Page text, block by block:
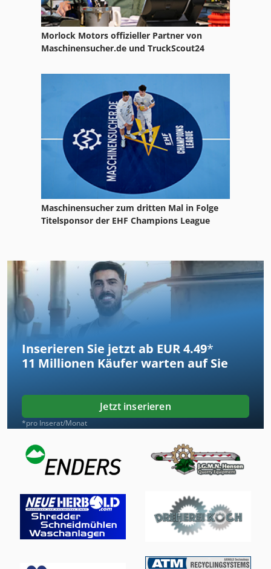
Morlock Motors offizieller Partner von
Maschinensucher.de und TruckScout24
Maschinensucher zum dritten Mal in Folge
Titelsponsor der EHF Champions League
Inserieren Sie jetzt ab EUR 4.49*
11 Millionen Käufer warten auf Sie
Jetzt inserieren
*pro Inserat/Monat